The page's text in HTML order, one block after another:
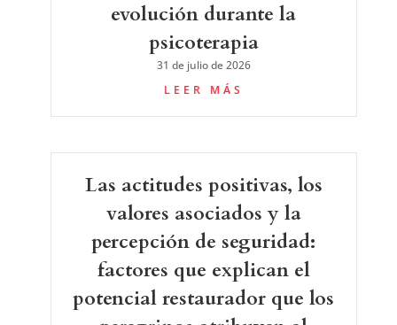
evolución durante la
psicoterapia
31 de julio de 2026
LEER MÁS
Las actitudes positivas, los
valores asociados y la
percepción de seguridad:
factores que explican el
potencial restaurador que los